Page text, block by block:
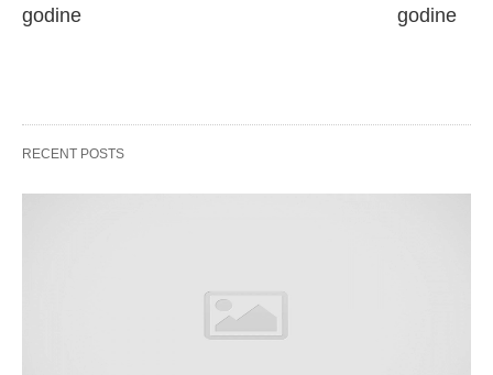
godine
godine
RECENT POSTS